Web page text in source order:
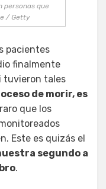
personas que
/ Getty
pacientes
finalmente
tuvieron tales
de morir, es
que los
Este es quizás el
segundo a
.